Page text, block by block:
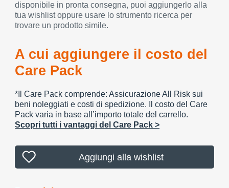
disponibile in pronta consegna, puoi aggiungerlo alla
tua wishlist oppure usare lo strumento ricerca per
trovare un prodotto simile.
A cui aggiungere il costo del
Care Pack
*Il Care Pack comprende: Assicurazione All Risk sui
beni noleggiati e costi di spedizione. Il costo del Care
Pack varia in base all’importo totale del carrello.
Scopri tutti i vantaggi del Care Pack >
Aggiungi alla wishlist